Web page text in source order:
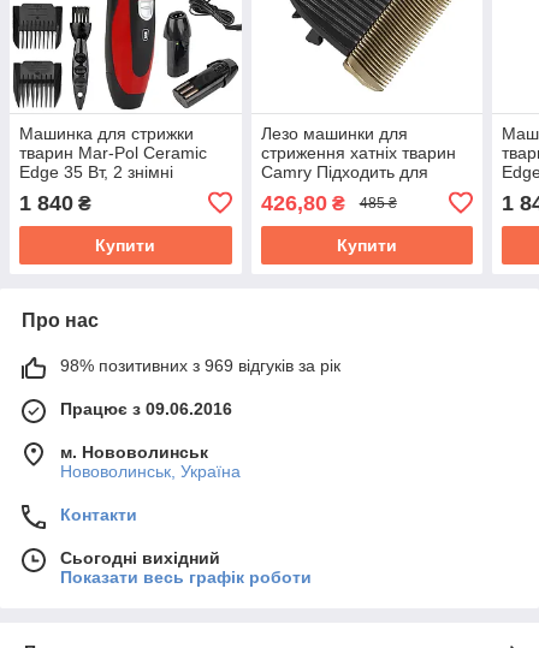
Машинка для стрижки
тварин Mar-Pol Ceramic
Edge 35 Вт, 2 знімні
(M79352A)
1 840 ₴
Купити
Лезо машинки для
стриження хатніх тварин
Camry Підходить для
моделей CR2821, AD2823,
MS2826 (CR 2821.1)
426,80₴ 485 ₴
Купити
1
Про нас
98% позитивних з 969 відгуків за рік
Працює з 09.06.2016
м. Нововолинськ
Нововолинськ, Україна
Контакти
Сьогодні вихідний
Показати весь графік роботи